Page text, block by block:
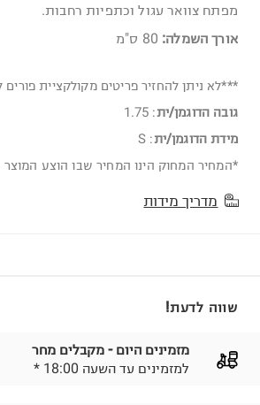
מפתח צוואר עגול וכתפיות רחבות.
אורך השמלה:
***לא ניתן להחזיר פריטים מקולקציית פורים לאחר ה-
גובה הדוגמן/ית:
1.75
מידת הדוגמן/ית:
S
*המחיר המחוק הינו המחיר שבו הוצע המוצר
מדריך מידות
שווה לדעת!